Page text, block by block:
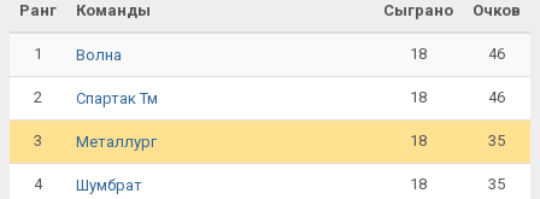
Ранг Команды Сыграно Очков
1 Волна 18 46
2 Спартак Тм 18 46
3 Металлург 18 35
4 Шумбрат 18 35